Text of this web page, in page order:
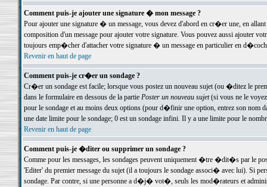
Comment puis-je ajouter une signature � mon message ?
Pour ajouter une signature � un message, vous devez d'abord en cr�er une, en
composition d'un message pour ajouter votre signature. Vous pouvez aussi ajouter
toujours emp�cher d'attacher votre signature � un message en particulier en
Revenir en haut de page
Comment puis-je cr�er un sondage ?
Cr�er un sondage est facile; lorsque vous postez un nouveau sujet (ou �ditez le
dans le formulaire en dessous de la partie Poster un nouveau sujet(si vous ne le voyez
pour le sondage et au moins deux options (pour d�finir une option, entrez son nom
une date limite pour le sondage; 0 est un sondage infini. Il y a une limite pour le
Revenir en haut de page
Comment puis-je �diter ou supprimer un sondage ?
Comme pour les messages, les sondages peuvent uniquement �tre �dit�s par le
'Editer' du premier message du sujet (il a toujours le sondage associ� avec lui). Si
sondage. Par contre, si une personne a d�j� vot�, seuls les mod�rateurs et